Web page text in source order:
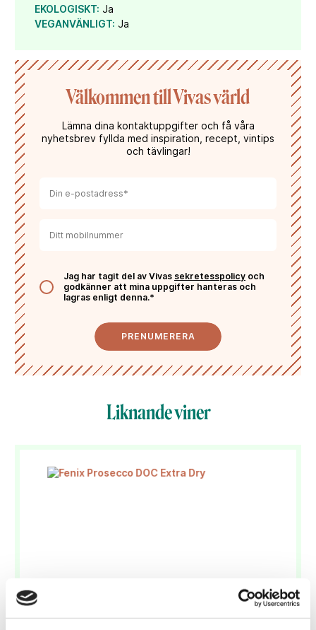
EKOLOGISKT: Ja
VEGANVÄNLIGT: Ja
Välkommen till Vivas värld
Lämna dina kontaktuppgifter och få våra
nyhetsbrev fyllda med inspiration, recept, vintips
och tävlingar!
Jag har tagit del av Vivas sekretesspolicy och
godkänner att mina uppgifter hanteras och
lagras enligt denna.*
PRENUMERERA
Liknande viner